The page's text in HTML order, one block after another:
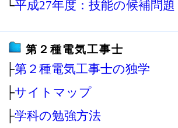
└平成27年度：技能の候補問題
第２種電気工事士
├第２種電気工事士の独学
├サイトマップ
├学科の勉強方法